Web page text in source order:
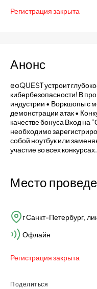
Регистрация закрыта
Анонс
eoQUEST устроит
кибербезопасности! В
индустрии • Воркшопы с
демонстрации атак •
качестве бонуса Вход на
необходимо
собой ноутбук или
участие во всех конкурсах.
Место
г Санкт-Петербург,
Офлайн
Регистрация закрыта
Поделиться